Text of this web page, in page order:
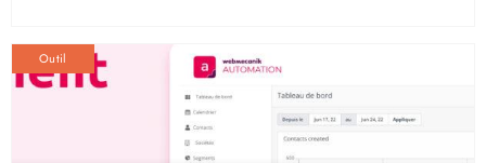
Outil